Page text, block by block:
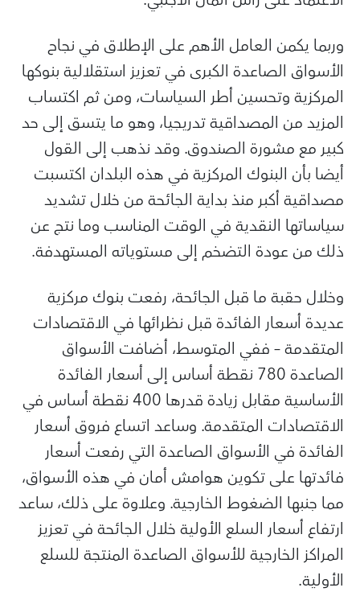
وربما يكمن العامل الأهم على الإطلاق في نجاح
الأسواق الصاعدة الكبرى في تعزيز استقلالية بنوكها
المركزية وتحسين أطر السياسات، ومن ثم اكتساب
المزيد من المصداقية تدريجيا، وهو ما يتسق إلى حد
كبير مع مشورة الصندوق. وقد نذهب إلى القول
أيضا بأن البنوك المركزية في هذه البلدان اكتسبت
مصداقية أكبر منذ بداية الجائحة من خلال تشديد
سياساتها النقدية في الوقت المناسب وما نتج عن
ذلك من عودة التضخم إلى مستوياته المستهدفة.
وخلال حقبة ما قبل الجائحة، رفعت بنوك مركزية
عديدة أسعار الفائدة قبل نظرائها في الاقتصادات
المتقدمة – ففي المتوسط، أضافت الأسواق
الصاعدة 780 نقطة أساس إلى أسعار الفائدة
الأساسية مقابل زيادة قدرها 400 نقطة أساس في
الاقتصادات المتقدمة. وساعد اتساع فروق أسعار
الفائدة في الأسواق الصاعدة التي رفعت أسعار
فائدتها على تكوين هوامش أمان في هذه الأسواق،
مما جنبها الضغوط الخارجية. وعلاوة على ذلك، ساعد
ارتفاع أسعار السلع الأولية خلال الجائحة في تعزيز
المراكز الخارجية للأسواق الصاعدة المنتجة للسلع
الأولية.